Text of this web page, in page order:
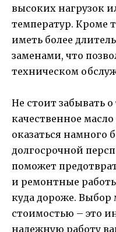
высоких нагрузок
температур. Кроме
иметь более
заменами, что
техническом
Не стоит забывать
качественное
оказаться намного
долгосрочной
поможет
и ремонтные
куда дороже. Выбор
стоимостью – это
надежную работу